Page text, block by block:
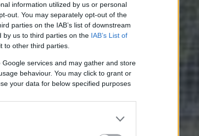
information utilized by us or personal
out. You may separately opt-out of the
parties on the IAB’s list of downstream
by us to third parties on the IAB’s List of
to other third parties.
services and may gather and store
behaviour. You may click to grant or
your data for below specified purposes